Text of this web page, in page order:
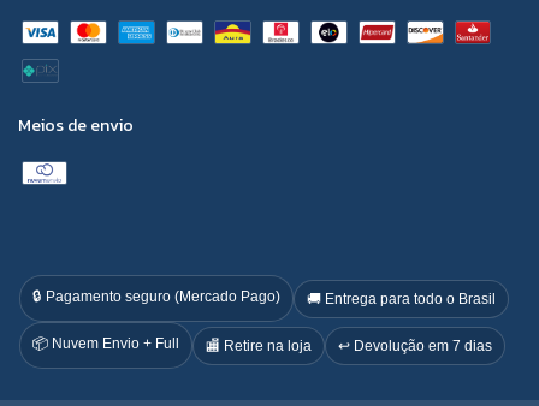
Meios de envio
🔒 Pagamento seguro (Mercado Pago) 🚚 Entrega para todo o Brasil
📦 Nuvem Envio + Full 🏬 Retire na loja ↩️ Devolução em 7 dias